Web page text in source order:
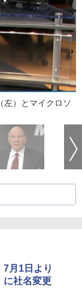
左）とマイクロソ
7月1日より
に社名変更